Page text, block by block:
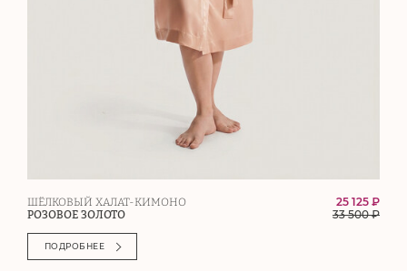
ШЁЛКОВЫЙ ХАЛАТ-КИМОНО
РОЗОВОЕ ЗОЛОТО
25 125 ₽
33 500₽
ПОДРОБНЕЕ